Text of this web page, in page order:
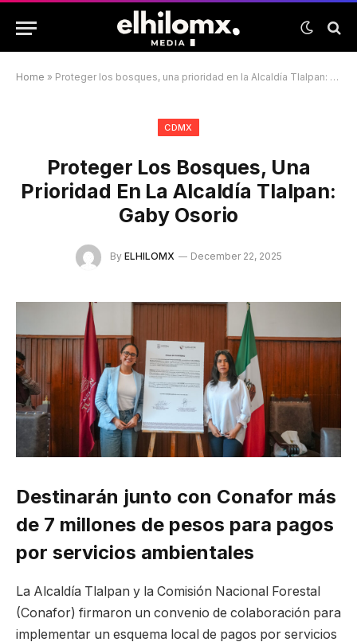
Home » Proteger los bosques, una prioridad en la Alcaldía Tlalpan: Gaby Osorio
CDMX
Proteger Los Bosques, Una
Prioridad En La Alcaldía Tlalpan:
Gaby Osorio
By ELHILOMX December 22, 2025
Destinarán junto con Conafor más
de 7 millones de pesos para pagos
por servicios ambientales
La Alcaldía Tlalpan y la Comisión Nacional Forestal
(Conafor) firmaron un convenio de colaboración para
implementar un esquema local de pagos por servicios